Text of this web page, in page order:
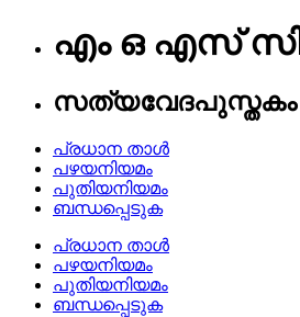
എം ഒ എസ് സി
സത്യവേദപുസ്തകം
പ്രധാന താൾ
പഴയനിയമം
പുതിയനിയമം
ബന്ധപ്പെടുക
പ്രധാന താൾ
പഴയനിയമം
പുതിയനിയമം
ബന്ധപ്പെടുക